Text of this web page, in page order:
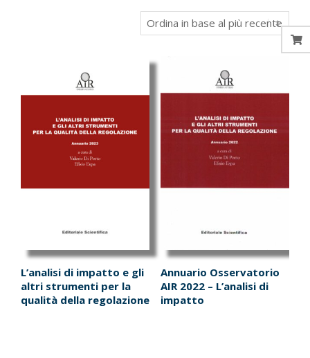
in
base
più
L’analisi di impatto e gli
altri strumenti per la
qualità della regolazione
Annuario Osservatorio
AIR 2022 – L’analisi di
impatto